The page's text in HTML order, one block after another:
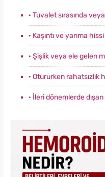
· Tuvalet sırasında
· Kaşıntı ve yanma hissi
· Şişlik veya ele gelen
· Otururken rahatsızlık
· İleri dönemlerde